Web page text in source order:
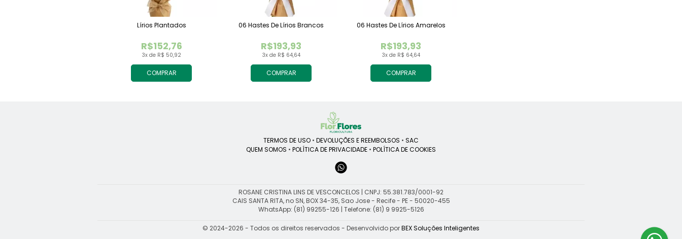
COMPRAR
3x de R$ 50,92
R$152,76
Lírios Plantados
COMPRAR
3x de R$ 64,64
R$193,93
06 Hastes De Lírios Brancos
COMPRAR
3x de R$ 64,64
R$193,93
06 Hastes De Lírios Amarelos
TERMOS DE USO • DEVOLUÇÕES E REEMBOLSOS • SAC
QUEM SOMOS • POLÍTICA DE PRIVACIDADE • POLÍTICA DE COOKIES
ROSANE CRISTINA LINS DE VESCONCELOS | CNPJ: 55.381.783/0001-92
CAIS SANTA RITA, no SN, BOX 34-35, Sao Jose - Recife - PE - 50020-455
WhatsApp: (81) 99255-126 | Telefone: (81) 9 9925-5126
© 2024-2026 - Todos os direitos reservados - Desenvolvido porBEX Soluções Inteligentes